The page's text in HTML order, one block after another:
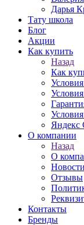
Дарья
Тату школа
Блог
Акции
Как купить
Назад
Как
Яндекс
О компании
Назад
О
Новости
Отзывы
Контакты
Бренды